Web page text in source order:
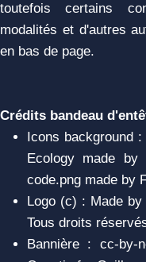
toutefois certains
modalités et d'autres
en bas de page.
Crédits bandeau
Icons background
Ecology made
code.png made by
Logo (c) : Made
Tous droits
Bannière : cc-